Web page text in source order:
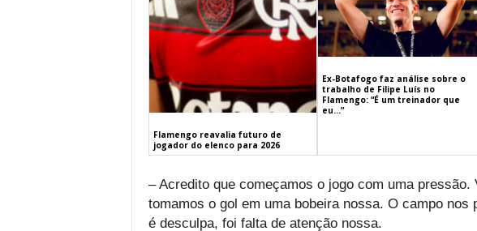
Flamengo reavalia futuro de
jogador do elenco para 2026
Ex-Botafogo faz análise sobre o
trabalho de Filipe Luís no
Flamengo: “É um treinador que
eu…”
– Acredito que começamos o jogo com uma
tomamos o gol em uma bobeira nossa. O campo nos
é desculpa, foi falta de atenção nossa.